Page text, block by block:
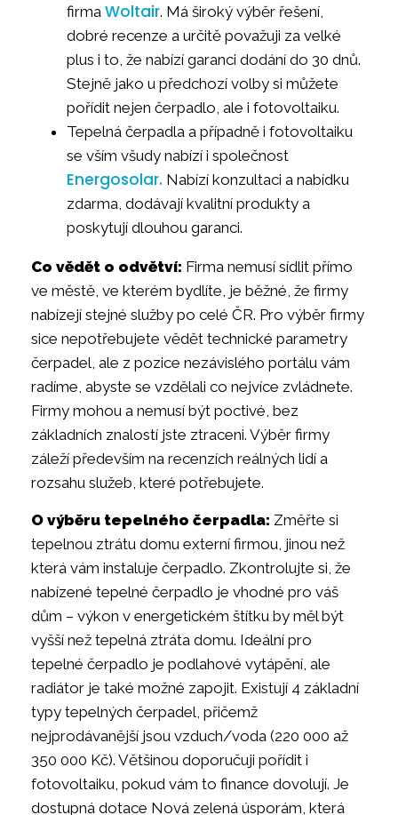
firma Woltair. Má široký výběr řešení,
dobré recenze a určitě považuji za velké
plus i to, že nabízí garanci dodání do 30 dnů.
Stejně jako u předchozí volby si můžete
pořídit nejen čerpadlo, ale i fotovoltaiku.
Tepelná čerpadla a případně i fotovoltaiku
se vším všudy nabízí i společnost
Energosolar. Nabízí konzultaci a nabídku
zdarma, dodávají kvalitní produkty a
poskytují dlouhou garanci.
Co vědět o odvětví: Firma nemusí sídlit přímo
ve městě, ve kterém bydlíte, je běžné, že firmy
nabízejí stejné služby po celé ČR. Pro výběr firmy
sice nepotřebujete vědět technické parametry
čerpadel, ale z pozice nezávislého portálu vám
radíme, abyste se vzdělali co nejvíce zvládnete.
Firmy mohou a nemusí být poctivé, bez
základních znalostí jste ztraceni. Výběr firmy
záleží především na recenzích reálných lidí a
rozsahu služeb, které potřebujete.
O výběru tepelného čerpadla: Změřte si
tepelnou ztrátu domu externí firmou, jinou než
která vám instaluje čerpadlo. Zkontrolujte si, že
nabízené tepelné čerpadlo je vhodné pro váš
dům – výkon v energetickém štítku by měl být
vyšší než tepelná ztráta domu. Ideální pro
tepelné čerpadlo je podlahové vytápění, ale
radiátor je také možné zapojit. Existují 4 základní
typy tepelných čerpadel, přičemž
nejprodávanější jsou vzduch/voda (220 000 až
350 000 Kč). Většinou doporučuji pořídit i
fotovoltaiku, pokud vám to finance dovolují. Je
dostupná dotace Nová zelená úsporám, která